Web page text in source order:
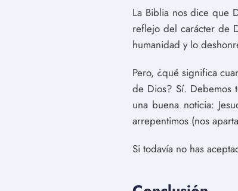
La Biblia nos dice que
reflejo del carácter de
humanidad y lo
Pero, ¿qué significa
de Dios? Sí. Debemos
una buena noticia:
arrepentimos (nos
Si todavía no has